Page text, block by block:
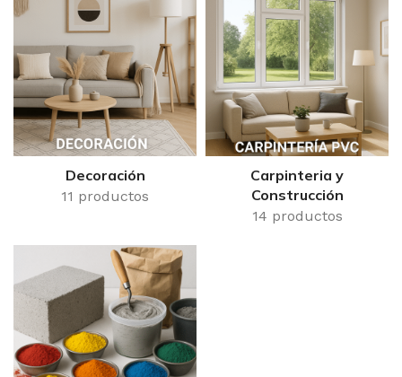
Decoración
11 productos
Carpinteria y
Construcción
14 productos